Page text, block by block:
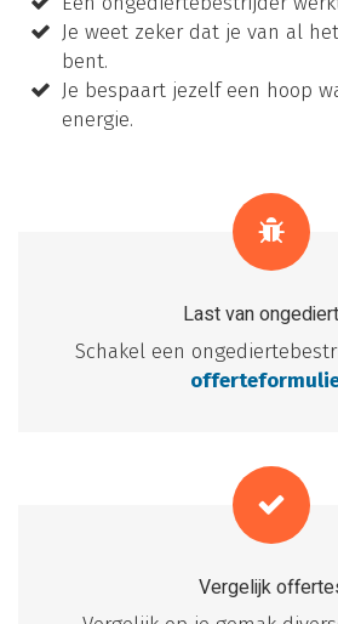
Je weet zeker dat je van al
bent.
Je bespaart jezelf een hoop
energie.
Last van
Schakel een
Vergelijk